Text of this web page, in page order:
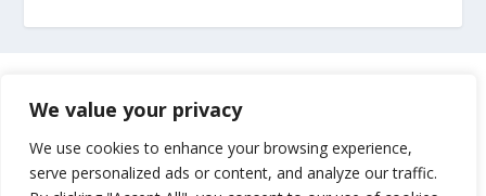
We value your privacy
We use cookies to enhance your browsing experience,
serve personalized ads or content, and analyze our traffic.
Impressum